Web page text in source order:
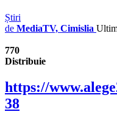
Știri
de MediaTV, Cimislia
770
Distribuie
https://
38